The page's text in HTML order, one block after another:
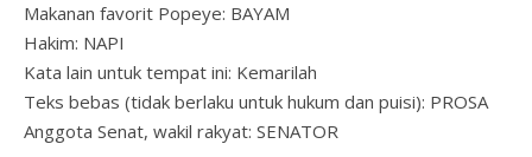
Makanan favorit Popeye: BAYAM
Hakim: NAPI
Kata lain untuk tempat ini: Kemarilah
Teks bebas (tidak berlaku untuk hukum dan puisi): PROSA
Anggota Senat, wakil rakyat: SENATOR